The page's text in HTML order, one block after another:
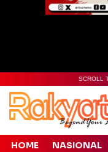
SCROLL
HOME NASIONAL